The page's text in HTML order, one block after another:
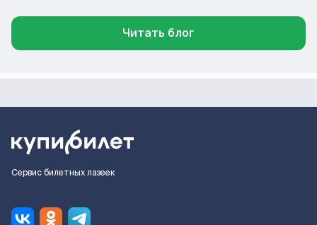
Читать блог
Сервис билетных лазеек